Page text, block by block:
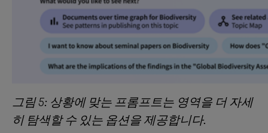
그림5: 상황에 맞는 프롬프트는 영역을 더 자세
히 탐색할 수 있는 옵션을 제공합니다.